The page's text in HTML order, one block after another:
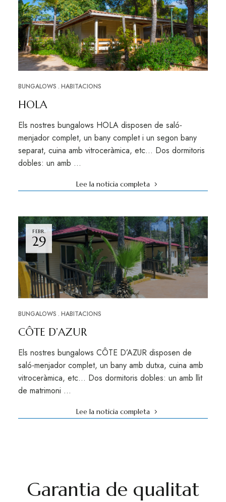
BUNGALOWS HABITACIONS
HOLA
Els nostres bungalows HOLA disposen de saló-
menjador complet, un bany complet i un segon bany
separat, cuina amb vitroceràmica, etc… Dos dormitoris
dobles: un amb …
Lee la noticia completa
FEBR.
29
BUNGALOWS HABITACIONS
CÔTE D’AZUR
Els nostres bungalows CÔTE D’AZUR disposen de
saló-menjador complet, un bany amb dutxa, cuina amb
vitroceràmica, etc… Dos dormitoris dobles: un amb llit
de matrimoni …
Lee la noticia completa
Garantia de qualitat